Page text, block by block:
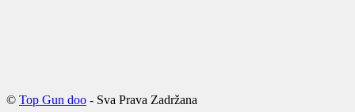
© Top Gun doo - Sva Prava Zadržana